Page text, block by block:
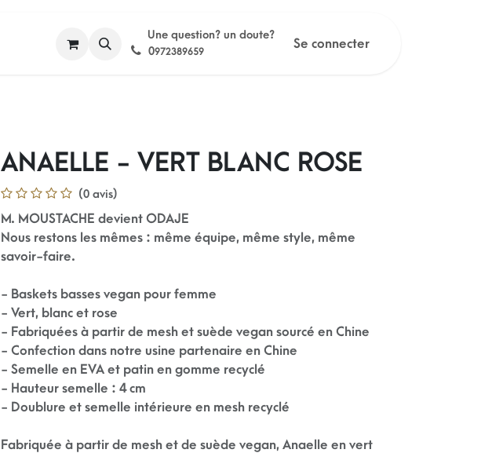
Une question? un doute?
0972389659
Se connecter
ANAELLE - VERT BLANC ROSE
(0 avis)
M. MOUSTACHE devient ODAJE
Nous restons les mêmes : même équipe, même style, même
savoir-faire.
- Baskets basses vegan pour femme
- Vert, blanc et rose
- Fabriquées à partir de mesh et suède vegan sourcé en Chine
- Confection dans notre usine partenaire en Chine
- Semelle en EVA et patin en gomme recyclé
- Hauteur semelle : 4 cm
- Doublure et semelle intérieure en mesh recyclé
Fabriquée à partir de mesh et de suède vegan, Anaelle en vert